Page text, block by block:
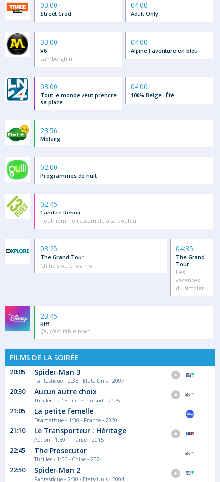
03:00
Street Cred
04:00
Adult Only
03:00
V6
Lamborghini
04:00
Alpine l'aventure en bleu
03:00
Tout le monde veut prendre
sa place
04:00
100% Belge : Été
23:56
Mölang
02:00
Programmes de nuit
02:45
Candice Renoir
Tout homme ressemble à sa douleur
03:25
The Grand Tour
Chinois ou chez moi
04:35
The Grand
Tour
Les
vacances
du simplet
23:45
Kiff
Ça, c'est table town
FILMS DE LA SOIRÉE
20:05 Spider-Man 3
Fantastique - 2:35 - Etats-Unis - 2007
20:30 Aucun autre choix
Thriller - 2:15 - Corée du sud - 2025
21:05 La petite femelle
Dramatique - 1:30 - France - 2020
21:10 Le Transporteur : Héritage
Action - 1:50 - France - 2015
22:45 The Prosecutor
Thriller - 1:55 - Chine - 2024
22:50 Spider-Man 2
Fantastique - 2:30 - Etats-Unis - 2004